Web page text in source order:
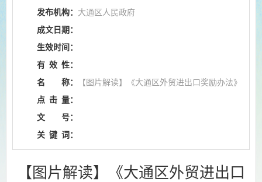
发布机构： 大通区人民政府
成文日期：
生效时间：
有 效 性：
名
称：
【图片解读】《大通区外贸进出口奖励办法》
点 击 量：
文
号：
关 键 词：
【图片解读】《大通区外贸进出口